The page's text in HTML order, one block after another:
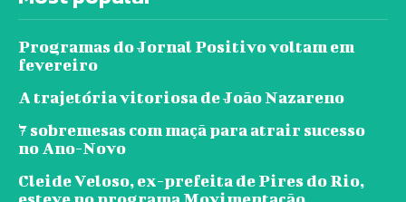
Programas do Jornal Positivo voltam em
fevereiro
A trajetória vitoriosa de João Nazareno
7 sobremesas com maçã para atrair sucesso
no Ano-Novo
Cleide Veloso, ex-prefeita de Pires do Rio,